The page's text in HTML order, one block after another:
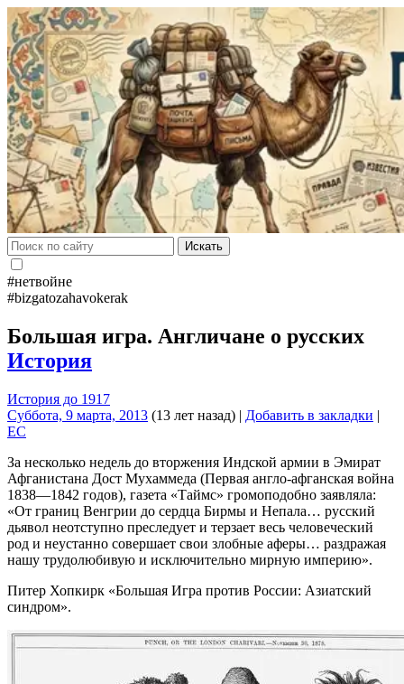
Искать
#нетвойне
#bizgatozahavokerak
Большая игра. Англичане о русских
История
История до 1917
Суббота, 9 марта, 2013 (13 лет назад) | Добавить в закладки |
EC
За несколько недель до вторжения Индской армии в Эмират
Афганистана Дост Мухаммеда (Первая англо-афганская война
1838—1842 годов), газета «Таймс» громоподобно заявляла:
«От границ Венгрии до сердца Бирмы и Непала… русский
дьявол неотступно преследует и терзает весь человеческий
род и неустанно совершает свои злобные аферы… раздражая
нашу трудолюбивую и исключительно мирную империю».
Питер Хопкирк «Большая Игра против России: Азиатский
синдром».